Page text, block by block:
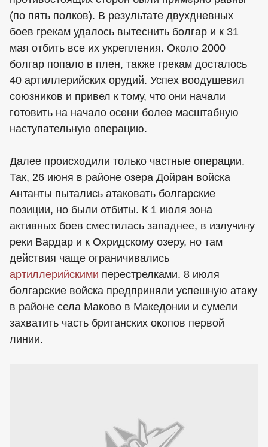
(по пять полков). В результате двухдневных
боев грекам удалось вытеснить болгар и к 31
мая отбить все их укрепления. Около 2000
болгар попало в плен, также грекам досталось
40 артиллерийских орудий. Успех воодушевил
союзников и привел к тому, что они начали
готовить на начало осени более масштабную
наступательную операцию.
Далее происходили только частные операции.
Так, 26 июня в районе озера Дойран войска
Антанты пытались атаковать болгарские
позиции, но были отбиты. К 1 июля зона
активных боев сместилась западнее, в излучину
реки Вардар и к Охридскому озеру, но там
действия чаще ограничивались
артиллерийскими перестрелками. 8 июля
болгарские войска предприняли успешную атаку
в районе села Маково в Македонии и сумели
захватить часть британских окопов первой
линии.